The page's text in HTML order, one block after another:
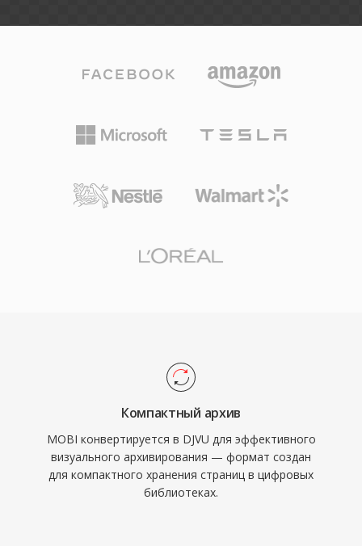
Компактный архив
MOBI конвертируется в DJVU для эффективного
визуального архивирования — формат создан
для компактного хранения страниц в цифровых
библиотеках.